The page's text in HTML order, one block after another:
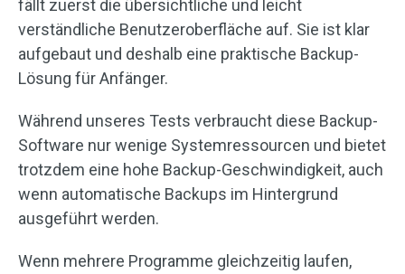
fällt zuerst die übersichtliche und leicht
verständliche Benutzeroberfläche auf. Sie ist klar
aufgebaut und deshalb eine praktische Backup-
Lösung für Anfänger.
Während unseres Tests verbraucht diese Backup-
Software nur wenige Systemressourcen und bietet
trotzdem eine hohe Backup-Geschwindigkeit, auch
wenn automatische Backups im Hintergrund
ausgeführt werden.
Wenn mehrere Programme gleichzeitig laufen,